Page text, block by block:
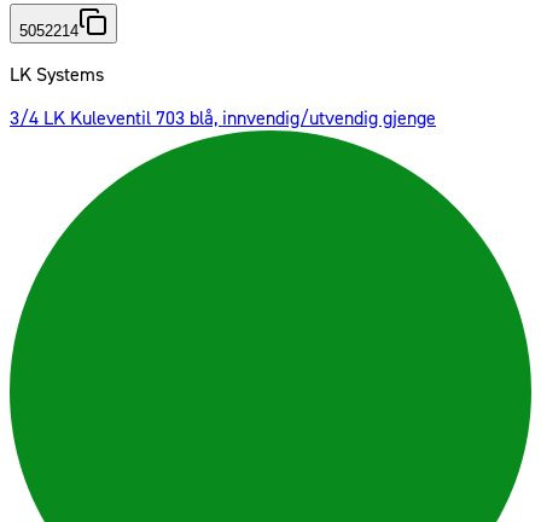
5052214
LK Systems
3/4 LK Kuleventil 703 blå, innvendig/utvendig gjenge